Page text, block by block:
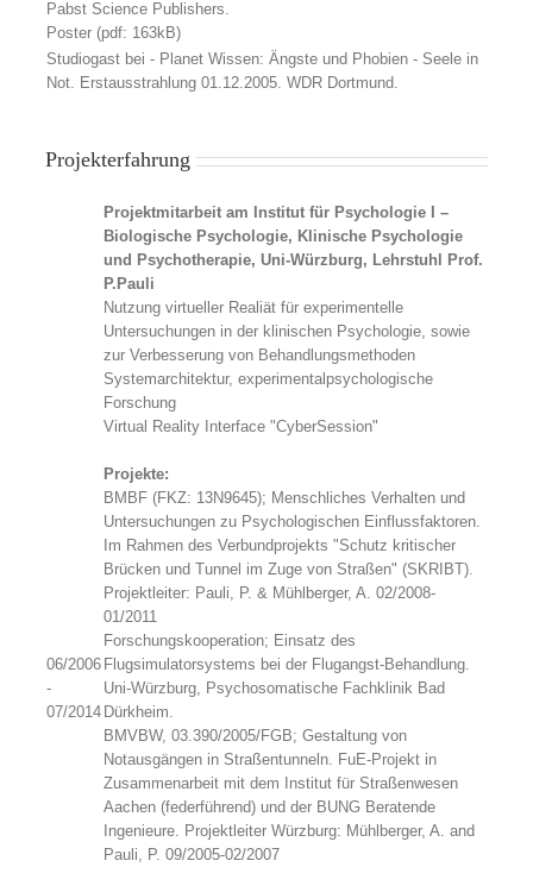
Pabst Science Publishers.
Poster (pdf: 163kB)
Studiogast bei - Planet Wissen: Ängste und Phobien - Seele in
Not. Erstausstrahlung 01.12.2005. WDR Dortmund.
Projekterfahrung
06/2006
-
07/2014
Projektmitarbeit am Institut für Psychologie I –
Biologische Psychologie, Klinische Psychologie
und Psychotherapie, Uni-Würzburg, Lehrstuhl Prof.
P.Pauli
Nutzung virtueller Realiät für experimentelle
Untersuchungen in der klinischen Psychologie, sowie
zur Verbesserung von Behandlungsmethoden
Systemarchitektur, experimentalpsychologische
Forschung
Virtual Reality Interface "CyberSession"
Projekte:
BMBF (FKZ: 13N9645); Menschliches Verhalten und
Untersuchungen zu Psychologischen Einflussfaktoren.
Im Rahmen des Verbundprojekts "Schutz kritischer
Brücken und Tunnel im Zuge von Straßen" (SKRIBT).
Projektleiter: Pauli, P. & Mühlberger, A. 02/2008-
01/2011
Forschungskooperation; Einsatz des
Flugsimulatorsystems bei der Flugangst-Behandlung.
Uni-Würzburg, Psychosomatische Fachklinik Bad
Dürkheim.
BMVBW, 03.390/2005/FGB; Gestaltung von
Notausgängen in Straßentunneln. FuE-Projekt in
Zusammenarbeit mit dem Institut für Straßenwesen
Aachen (federführend) und der BUNG Beratende
Ingenieure. Projektleiter Würzburg: Mühlberger, A. and
Pauli, P. 09/2005-02/2007